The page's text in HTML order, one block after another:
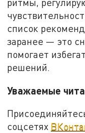
список
заранее — это
помогает
решений.
Уважаемые
соцсетях